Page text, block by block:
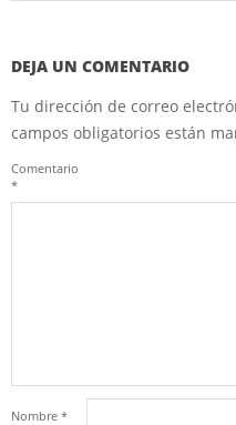
DEJA UN COMENTARIO
Tu dirección de correo
campos obligatorios están
Comentario
*
Nombre *